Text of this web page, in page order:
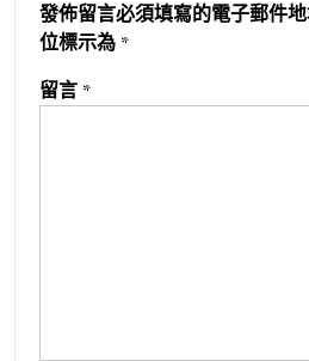
發佈留言必須填寫的電子郵件地
位標示為 *
留言 *